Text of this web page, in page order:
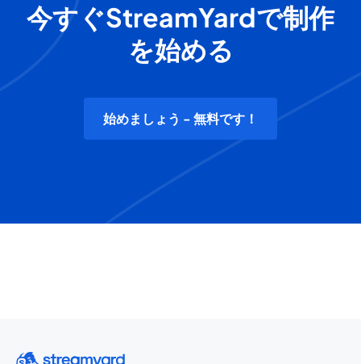
今すぐStreamYardで制作
を始める
始めましょう - 無料です！